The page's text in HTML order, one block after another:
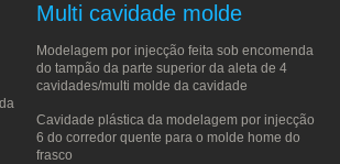
Multi cavidade molde
Modelagem por injecção feita sob encomenda
do tampão da parte superior da aleta de 4
cavidades/multi molde da cavidade
Cavidade plástica da modelagem por injecção
6 do corredor quente para o molde home do
frasco